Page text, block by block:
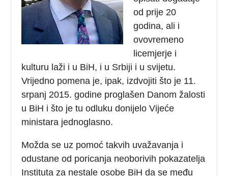
od prije 20
godina, ali i
ovovremeno
licemjerje i
kulturu laži i u BiH, i u Srbiji i u svijetu.
Vrijedno pomena je, ipak, izdvojiti što je 11.
srpanj 2015. godine proglašen Danom žalosti
u BiH i što je tu odluku donijelo Vijeće
ministara jednoglasno.
Možda se uz pomoć takvih uvažavanja i
odustane od poricanja neoborivih pokazatelja
Instituta za nestale osobe BiH da se među